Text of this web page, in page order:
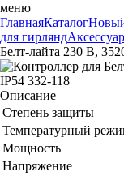
меню
ГлавнаяКаталог
для гирлянд
Белт-лайта 230 В,
Описание
Степень защиты
Температурный
Мощность
Напряжение